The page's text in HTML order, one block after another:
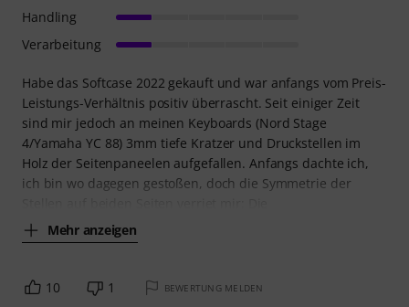
Habe das Softcase 2022 gekauft und war anfangs vom Preis-
Leistungs-Verhältnis positiv überrascht. Seit einiger Zeit
sind mir jedoch an meinen Keyboards (Nord Stage
4/Yamaha YC 88) 3mm tiefe Kratzer und Druckstellen im
Holz der Seitenpaneelen aufgefallen. Anfangs dachte ich,
ich bin wo dagegen gestoßen, doch die Symmetrie der
Mehr anzeigen
Handling
Verarbeitung
10 1 BEWERTUNG MELDEN